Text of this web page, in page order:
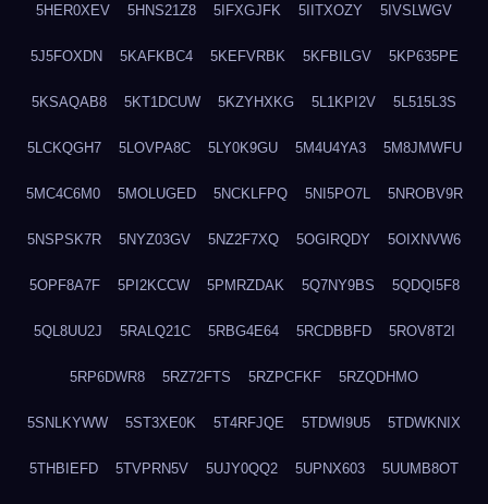
5HER0XEV 5HNS21Z8 5IFXGJFK 5IITXOZY 5IVSLWGV
5J5FOXDN 5KAFKBC4 5KEFVRBK 5KFBILGV 5KP635PE
5KSAQAB8 5KT1DCUW 5KZYHXKG 5L1KPI2V 5L515L3S
5LCKQGH7 5LOVPA8C 5LY0K9GU 5M4U4YA3 5M8JMWFU
5MC4C6M0 5MOLUGED 5NCKLFPQ 5NI5PO7L 5NROBV9R
5NSPSK7R 5NYZ03GV 5NZ2F7XQ 5OGIRQDY 5OIXNVW6
5OPF8A7F 5PI2KCCW 5PMRZDAK 5Q7NY9BS 5QDQI5F8
5QL8UU2J 5RALQ21C 5RBG4E64 5RCDBBFD 5ROV8T2I
5RP6DWR8 5RZ72FTS 5RZPCFKF 5RZQDHMO
5SNLKYWW 5ST3XE0K 5T4RFJQE 5TDWI9U5 5TDWKNIX
5THBIEFD 5TVPRN5V 5UJY0QQ2 5UPNX603 5UUMB8OT